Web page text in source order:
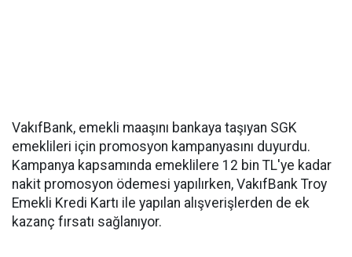
VakıfBank, emekli maaşını bankaya taşıyan SGK
emeklileri için promosyon kampanyasını duyurdu.
Kampanya kapsamında emeklilere 12 bin TL'ye kadar
nakit promosyon ödemesi yapılırken, VakıfBank Troy
Emekli Kredi Kartı ile yapılan alışverişlerden de ek
kazanç fırsatı sağlanıyor.